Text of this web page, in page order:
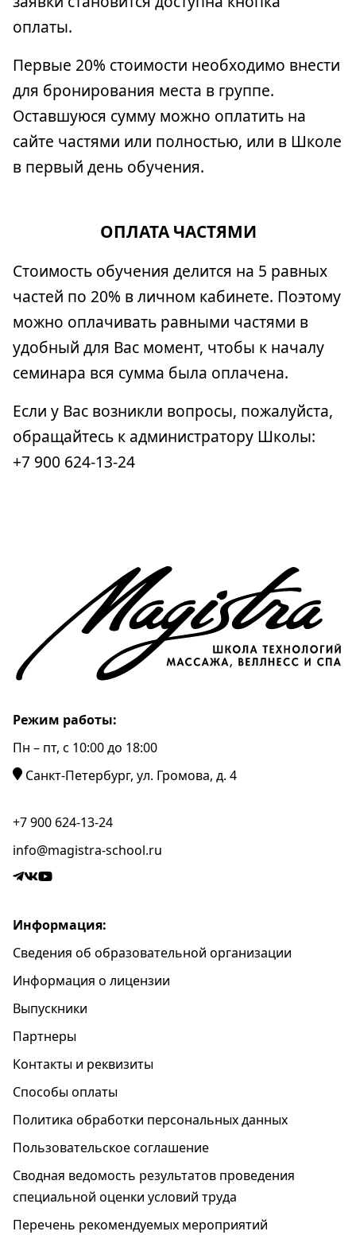
оплаты.
Первые 20% стоимости необходимо внести
для бронирования места в группе.
Оставшуюся сумму можно оплатить на
сайте частями или полностью, или в Школе
в первый день обучения.
ОПЛАТА ЧАСТЯМИ
Стоимость обучения делится на 5 равных
частей по 20% в личном кабинете. Поэтому
можно оплачивать равными частями в
удобный для Вас момент, чтобы к началу
семинара вся сумма была оплачена.
Если у Вас возникли вопросы, пожалуйста,
обращайтесь к администратору Школы:
+7 900 624-13-24
Режим работы:
Пн – пт, c 10:00 до 18:00
Санкт-Петербург, ул. Громова, д. 4
+7 900 624-13-24
info@magistra-school.ru
Информация:
Сведения об образовательной организации
Информация о лицензии
Выпускники
Партнеры
Контакты и реквизиты
Способы оплаты
Политика обработки персональных данных
Пользовательское соглашение
Cводная ведомость результатов проведения
специальной оценки условий труда
Перечень рекомендуемых мероприятий